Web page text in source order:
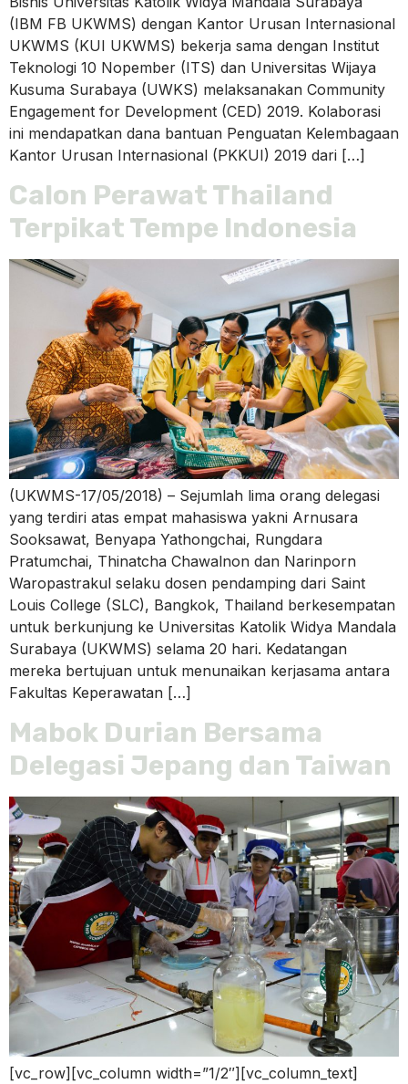
(IBM FB UKWMS) dengan Kantor Urusan Internasional
UKWMS (KUI UKWMS) bekerja sama dengan Institut
Teknologi 10 Nopember (ITS) dan Universitas Wijaya
Kusuma Surabaya (UWKS) melaksanakan Community
Engagement for Development (CED) 2019. Kolaborasi
ini mendapatkan dana bantuan Penguatan Kelembagaan
Kantor Urusan Internasional (PKKUI) 2019 dari […]
Calon Perawat Thailand
Terpikat Tempe Indonesia
(UKWMS-17/05/2018) – Sejumlah lima orang delegasi
yang terdiri atas empat mahasiswa yakni Arnusara
Sooksawat, Benyapa Yathongchai, Rungdara
Pratumchai, Thinatcha Chawalnon dan Narinporn
Waropastrakul selaku dosen pendamping dari Saint
Louis College (SLC), Bangkok, Thailand berkesempatan
untuk berkunjung ke Universitas Katolik Widya Mandala
Surabaya (UKWMS) selama 20 hari. Kedatangan
mereka bertujuan untuk menunaikan kerjasama antara
Fakultas Keperawatan […]
Mabok Durian Bersama
Delegasi Jepang dan Taiwan
[vc_row][vc_column width=”1/2″][vc_column_text]